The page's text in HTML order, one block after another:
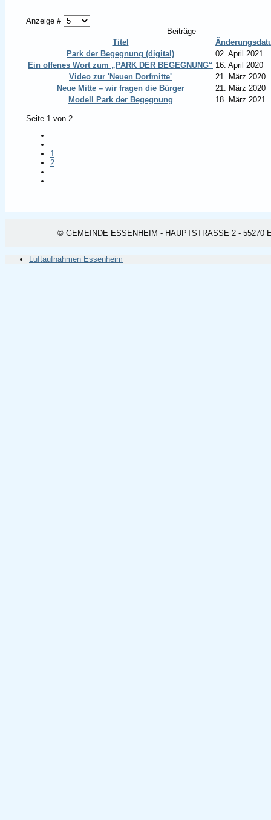
Anzeige #
Beiträge
Titel
Park der Begegnung (digital)
02. April 2021
Ein offenes Wort zum „PARK DER BEGEGNUNG“ 16. April 2020
Video zur 'Neuen Dorfmitte'
21. März 2020
Neue Mitte – wir fragen die Bürger
21. März 2020
Modell Park der Begegnung
18. März 2021
Seite 1 von 2
1
2
© GEMEINDE ESSENHEIM - HAUPTSTRASSE 2 - 55270
Luftaufnahmen Essenheim